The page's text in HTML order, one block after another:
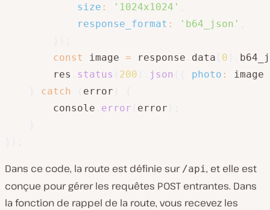
size : '1024x1024'
response_format : 'b64_json'
const
image = response data 0
        res
status 200 json photo :
image
catch error
        console
error error
Dans ce code, la route est définie sur /api , et elle est
conçue pour gérer les requêtes POST entrantes. Dans
la fonction de rappel de la route, vous recevez les